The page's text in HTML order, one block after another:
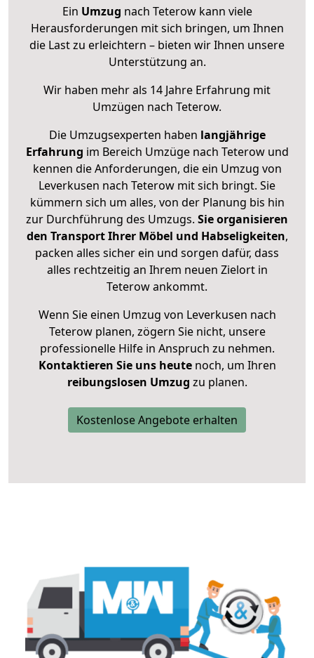
Ein Umzug nach Teterow kann viele
Herausforderungen mit sich bringen, um Ihnen
die Last zu erleichtern – bieten wir Ihnen unsere
Unterstützung an.
Wir haben mehr als 14 Jahre Erfahrung mit
Umzügen nach Teterow.
Die Umzugsexperten haben langjährige
Erfahrung im Bereich Umzüge nach Teterow und
kennen die Anforderungen, die ein Umzug von
Leverkusen nach Teterow mit sich bringt. Sie
kümmern sich um alles, von der Planung bis hin
zur Durchführung des Umzugs. Sie organisieren
den Transport Ihrer Möbel und Habseligkeiten,
packen alles sicher ein und sorgen dafür, dass
alles rechtzeitig an Ihrem neuen Zielort in
Teterow ankommt.
Wenn Sie einen Umzug von Leverkusen nach
Teterow planen, zögern Sie nicht, unsere
professionelle Hilfe in Anspruch zu nehmen.
Kontaktieren Sie uns heutenoch, um Ihren
reibungslosen Umzug zu planen.
Kostenlose Angebote erhalten